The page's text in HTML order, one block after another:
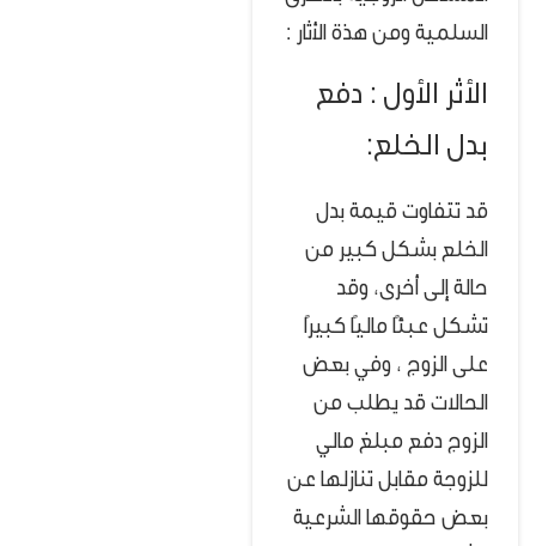
السلمية ومن هذة الأثار :
الأثر الأول : دفع
بدل الخلع:
قد تتفاوت قيمة بدل
الخلع بشكل كبير من
حالة إلى أخرى، وقد
تشكل عبئًا ماليًا كبيرًا
على الزوج ، وفي بعض
الحالات قد يطلب من
الزوج دفع مبلغ مالي
للزوجة مقابل تنازلها عن
بعض حقوقها الشرعية